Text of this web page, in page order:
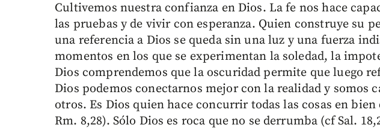
Cultivemos nuestra confianza en Dios. La fe nos hace
las pruebas y de vivir con esperanza. Quien construye su
una referencia a Dios se queda sin una luz y una fuerza
momentos en los que se experimentan la soledad, la
Dios comprendemos que la oscuridad permite que luego
Dios podemos conectarnos mejor con la realidad y somos
otros. Es Dios quien hace concurrir todas las cosas en
Rm. 8,28). Sólo Dios es roca que no se derrumba (cf Sal.